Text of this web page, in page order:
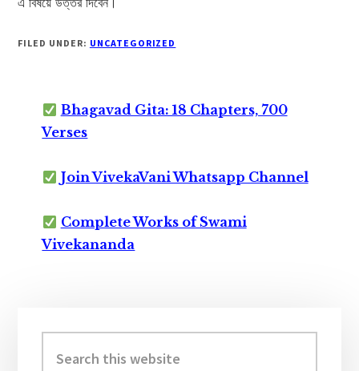
FILED UNDER: UNCATEGORIZED
Bhagavad Gita: 18 Chapters, 700
Verses
Join VivekaVani Whatsapp Channel
Complete Works of Swami
Vivekananda
Sidebar
this